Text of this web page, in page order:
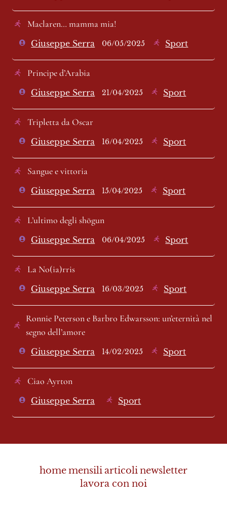
Maclaren… mamma mia!
Giuseppe Serra 06/05/2025 Sport
Principe d’Arabia
Giuseppe Serra 21/04/2025 Sport
Tripletta da Oscar
Giuseppe Serra 16/04/2025 Sport
Sangue e vittoria
Giuseppe Serra 15/04/2025 Sport
L’ultimo degli shōgun
Giuseppe Serra 06/04/2025 Sport
La No(ia)rris
Giuseppe Serra 16/03/2025 Sport
Ronnie Peterson e Barbro Edwarsson: un’eternità nel
segno dell’amore
Giuseppe Serra 14/02/2025 Sport
Ciao Ayrton
Giuseppe Serra Sport
homemensiliarticolinewsletter
lavora con noi